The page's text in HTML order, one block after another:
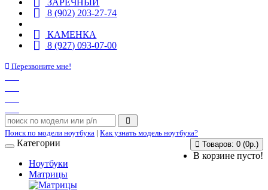
ЗАРЕЧНЫЙ
8 (902) 203-27-74
КАМЕНКА
8 (927) 093-07-00
Перезвоните мне!
Поиск по модели ноутбука | Как узнать модель ноутбука?
Товаров: 0 (0р.)
В корзине пусто!
Категории
Ноутбуки
Матрицы